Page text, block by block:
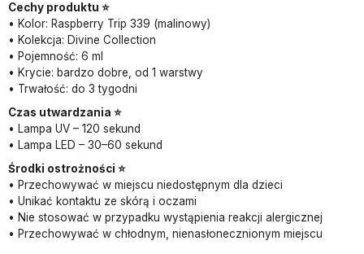
Cechy produktu ⭐
• Kolor: Raspberry Trip 339 (malinowy)
• Kolekcja: Divine Collection
• Pojemność: 6 ml
• Krycie: bardzo dobre, od 1 warstwy
• Trwałość: do 3 tygodni
Czas utwardzania ⭐
• Lampa UV – 120 sekund
• Lampa LED – 30–60 sekund
Środki ostrożności ⭐
• Przechowywać w miejscu niedostępnym dla dzieci
• Unikać kontaktu ze skórą i oczami
• Nie stosować w przypadku wystąpienia reakcji alergicznej
• Przechowywać w chłodnym, nienasłonecznionym miejscu